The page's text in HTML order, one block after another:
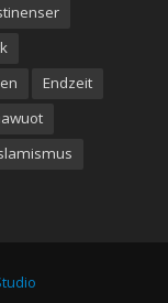
Endzeit